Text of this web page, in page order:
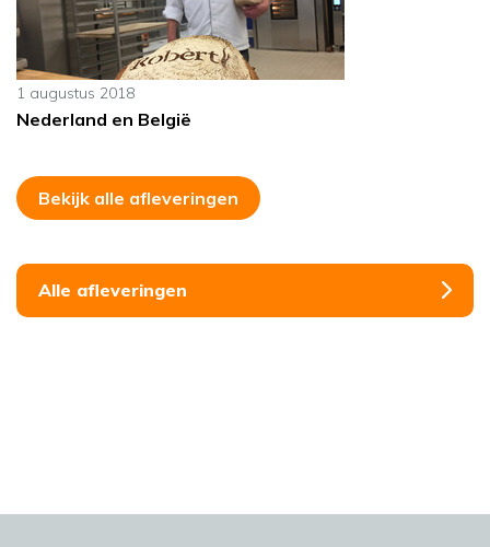
1 augustus 2018
Nederland en België
Bekijk alle afleveringen
Alle afleveringen